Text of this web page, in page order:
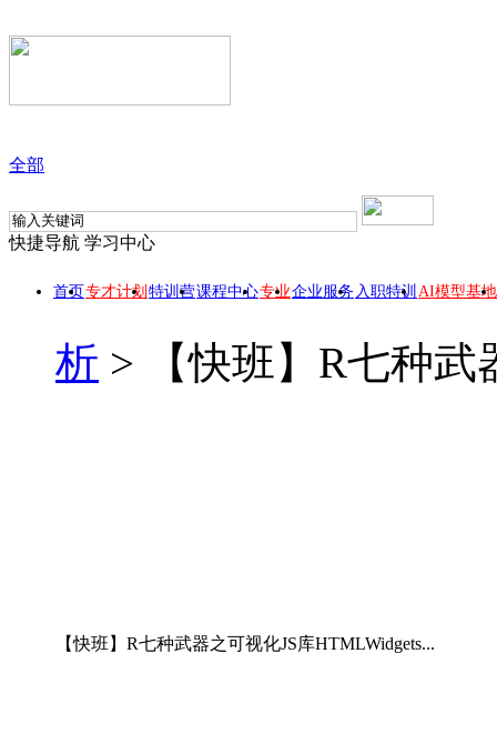
全部
快捷导航 学习中心
首页专才计划 特训营课程中心专业企业服务 入职特训 AI模型基地
析 > 【快班】R七种
【快班】R七种武器之可视化JS库HTMLWidgets...